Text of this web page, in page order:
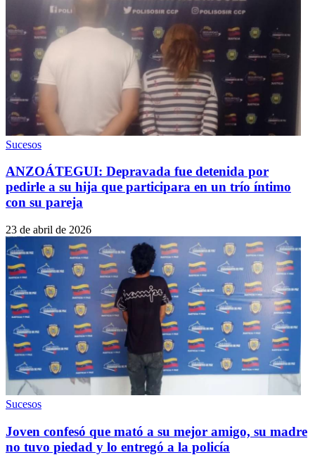
Sucesos
ANZOÁTEGUI: Depravada fue detenida por
pedirle a su hija que participara en un trío íntimo
con su pareja
23 de abril de 2026
Sucesos
Joven confesó que mató a su mejor amigo, su madre
no tuvo piedad y lo entregó a la policía